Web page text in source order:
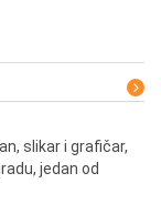
slikar i grafičar,
jedan od